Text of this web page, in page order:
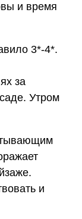
и время
3*-4*.
за
Утром
и